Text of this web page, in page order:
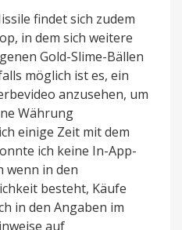
findet sich zudem
in dem sich weitere
Gold-Slime-Bällen
möglich ist es, ein
anzusehen, um
Währung
einige Zeit mit dem
ich keine In-App-
wenn in den
besteht, Käufe
in den Angaben im
auf